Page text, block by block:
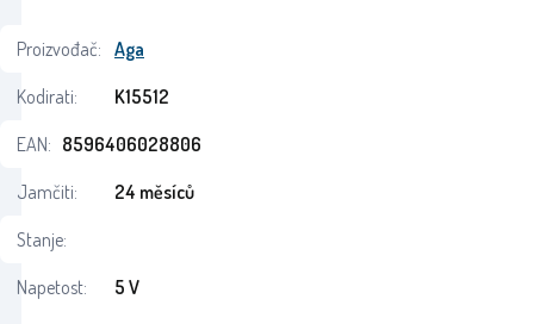
Proizvođač: Aga
Kodirati:
K15512
EAN: 8596406028806
Jamčiti:
24 měsíců
Stanje:
Napetost:
5 V